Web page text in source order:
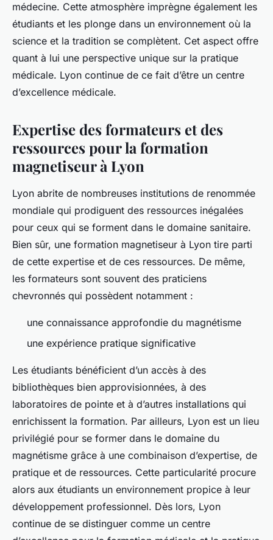
médecine. Cette atmosphère imprègne également les
étudiants et les plonge dans un environnement où la
science et la tradition se complètent. Cet aspect offre
quant à lui une perspective unique sur la pratique
médicale. Lyon continue de ce fait d’être un centre
d’excellence médicale.
Expertise des formateurs et des
ressources pour la formation
magnetiseur à Lyon
Lyon abrite de nombreuses institutions de renommée
mondiale qui prodiguent des ressources inégalées
pour ceux qui se forment dans le domaine sanitaire.
Bien sûr, une formation magnetiseur à Lyon tire parti
de cette expertise et de ces ressources. De même,
les formateurs sont souvent des praticiens
chevronnés qui possèdent notamment :
une connaissance approfondie du magnétisme
une expérience pratique significative
Les étudiants bénéficient d’un accès à des
bibliothèques bien approvisionnées, à des
laboratoires de pointe et à d’autres installations qui
enrichissent la formation. Par ailleurs, Lyon est un lieu
privilégié pour se former dans le domaine du
magnétisme grâce à une combinaison d’expertise, de
pratique et de ressources. Cette particularité procure
alors aux étudiants un environnement propice à leur
développement professionnel. Dès lors, Lyon
continue de se distinguer comme un centre